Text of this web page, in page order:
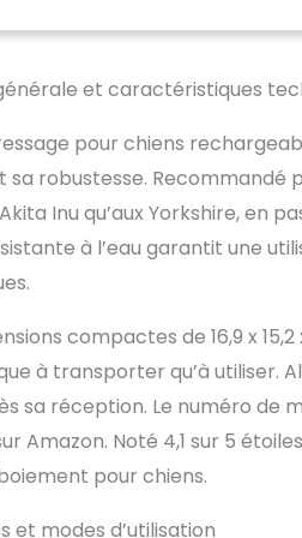
se rouler
par des
contre le
contact
Statique
Remarque:
plus de 12
Chien】
adapter
l'obscurité.
dressage
sans
entraîner le
dressage
de dresser
et caractéristiques
pour chiens
robustesse. Recommandé
Inu qu’aux Yorkshire, en
à l’eau garantit une
compactes de 16,9 x
à transporter qu’à utiliser.
sa réception. Le numéro de
Amazon. Noté 4,1 sur 5
pour chiens.
et modes d’utilisation